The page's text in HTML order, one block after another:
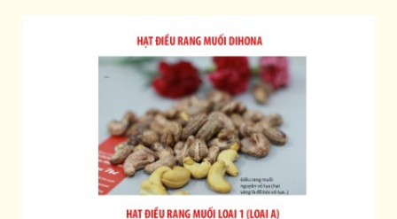
bạn bè thì sao – họ lỡ nhận phải hàng dỡ, họ có dám
nói với bạn là đồ bạn biếu tặng dỡ quá không? Không
hề, không hề nói. Trong vấn đề này bạn không cố ý,